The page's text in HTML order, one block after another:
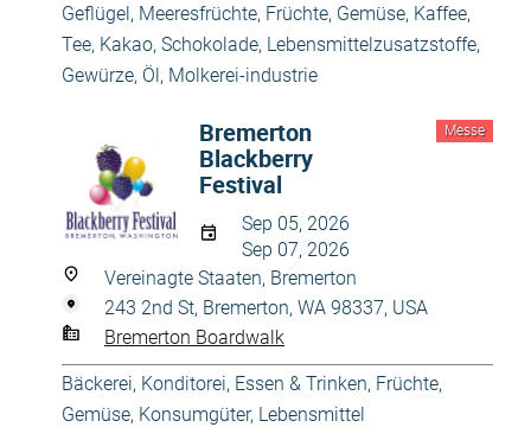
Geflügel, Meeresfrüchte, Früchte, Gemüse, Kaffee,
Tee, Kakao, Schokolade, Lebensmittelzusatzstoffe,
Gewürze, Öl, Molkerei-industrie
Messe
Bremerton
Blackberry
Festival
Sep 05, 2026
Sep 07, 2026
Vereinagte Staaten, Bremerton
243 2nd St, Bremerton, WA 98337, USA
Bremerton Boardwalk
Bäckerei, Konditorei, Essen & Trinken, Früchte,
Gemüse, Konsumgüter, Lebensmittel